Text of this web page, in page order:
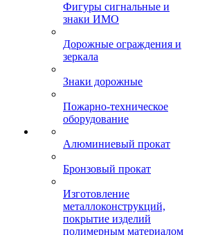
Фигуры сигнальные и
знаки ИМО
Дорожные ограждения и
зеркала
Знаки дорожные
Пожарно-техническое
оборудование
Алюминиевый прокат
Бронзовый прокат
Изготовление
металлоконструкций,
покрытие изделий
полимерным материалом